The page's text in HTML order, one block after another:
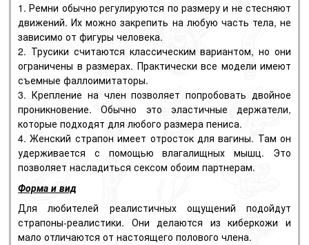
Ремни обычно регулируются по размеру и не стесняют
движений. Их можно закрепить на любую часть тела, не
зависимо от фигуры человека.
Трусики считаются классическим вариантом, но они
ограничены в размерах. Практически все модели имеют
съемные фаллоимитаторы.
Крепление на член позволяет попробовать двойное
проникновение. Обычно это эластичные держатели,
которые подходят для любого размера пениса.
Женский страпон имеет отросток для вагины. Там он
удерживается с помощью влагалищных мышц. Это
позволяет насладиться сексом обоим партнерам.
Форма и вид
Для любителей реалистичных ощущений подойдут
страпоны-реалистики. Они делаются из киберкожи и
мало отличаются от настоящего полового члена.